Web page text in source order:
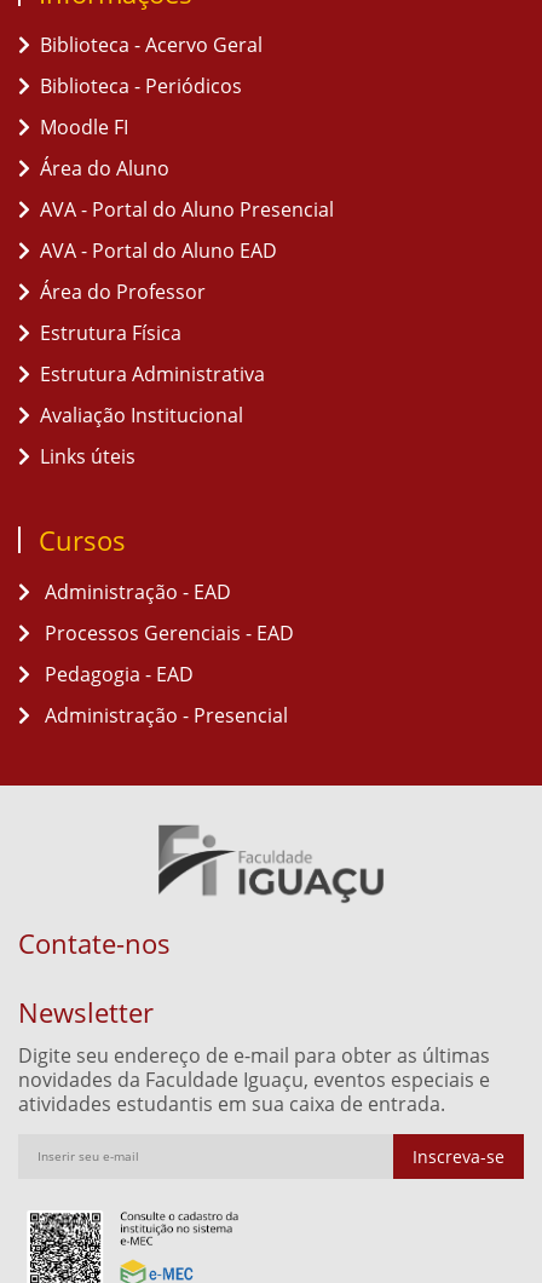
Biblioteca - Acervo Geral
Biblioteca - Periódicos
Moodle FI
Área do Aluno
AVA - Portal do Aluno Presencial
AVA - Portal do Aluno EAD
Área do Professor
Estrutura Física
Estrutura Administrativa
Avaliação Institucional
Links úteis
Cursos
Administração - EAD
Processos Gerenciais - EAD
Pedagogia - EAD
Administração - Presencial
Contate-nos
Newsletter
Digite seu endereço de e-mail para obter as últimas
novidades da Faculdade Iguaçu, eventos especiais e
atividades estudantis em sua caixa de entrada.
Inscreva-se